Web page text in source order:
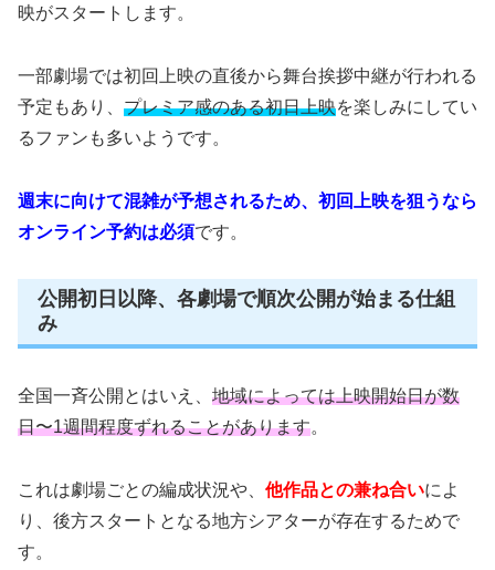
映がスタートします。
一部劇場では初回上映の直後から舞台挨拶中継が行われる
予定もあり、 プレミア感のある初日上映を楽しみにしてい
るファンも多いようです。
週末に向けて混雑が予想されるため、初回上映を狙うなら
オンライン予約は必須です。
公開初日以降、各劇場で順次公開が始まる仕組
み
全国一斉公開とはいえ、 地域によっては上映開始日が数
日〜1週間程度ずれることがあります。
これは劇場ごとの編成状況や、 他作品との兼ね合いによ
り、後方スタートとなる地方シアターが存在するためで
す。